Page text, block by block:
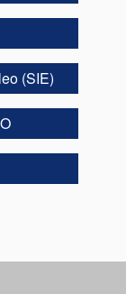
(SIE)